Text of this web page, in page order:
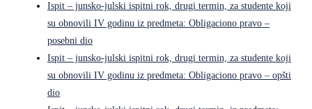
Ispit – junsko-julski ispitni rok, drugi termin, za studente koji
su obnovili IV godinu iz predmeta: Obligaciono pravo –
posebni dio
Ispit – junsko-julski ispitni rok, drugi termin, za studente koji
su obnovili IV godinu iz predmeta: Obligaciono pravo – opšti
dio